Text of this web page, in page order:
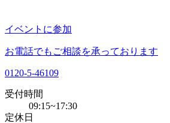
イベントに参加
お電話でもご相談を承っております
0120-5-46109
受付時間
09:15~17:30
定休日